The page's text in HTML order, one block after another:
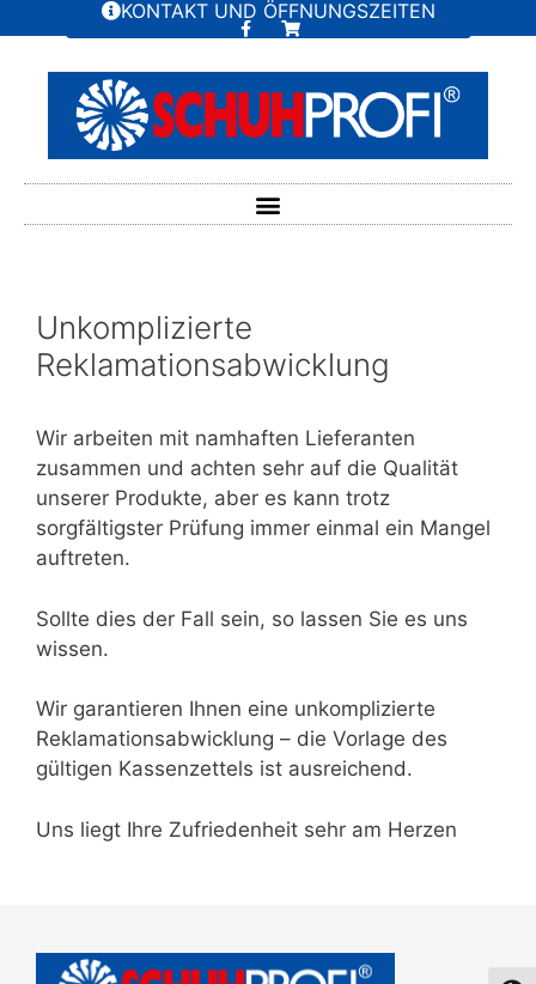
KONTAKT UND ÖFFNUNGSZEITEN
Unkomplizierte
Reklamationsabwicklung
Wir arbeiten mit namhaften Lieferanten
zusammen und achten sehr auf die Qualität
unserer Produkte, aber es kann trotz
sorgfältigster Prüfung immer einmal ein Mangel
auftreten.
Sollte dies der Fall sein, so lassen Sie es uns
wissen.
Wir garantieren Ihnen eine unkomplizierte
Reklamationsabwicklung – die Vorlage des
gültigen Kassenzettels ist ausreichend.
Uns liegt Ihre Zufriedenheit sehr am Herzen